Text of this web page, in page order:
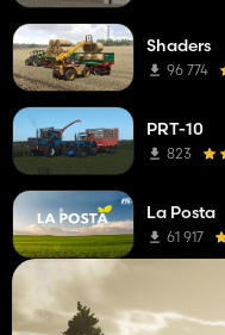
Shaders
96 774
PRT-10
823
La Posta
61 917